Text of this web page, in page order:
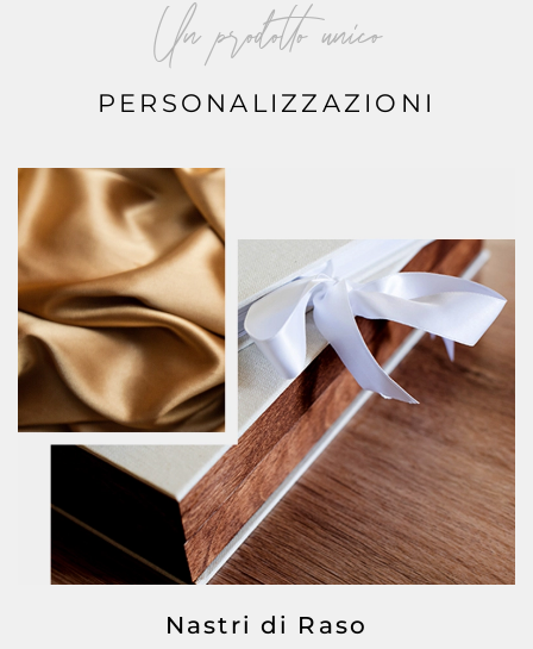
Un prodotto unico
PERSONALIZZAZIONI
Nastri di Raso